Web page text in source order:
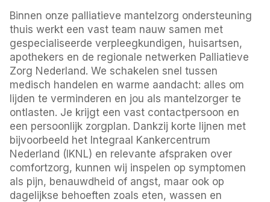
Binnen onze palliatieve mantelzorg ondersteuning
thuis werkt een vast team nauw samen met
gespecialiseerde verpleegkundigen, huisartsen,
apothekers en de regionale netwerken Palliatieve
Zorg Nederland. We schakelen snel tussen
medisch handelen en warme aandacht: alles om
lijden te verminderen en jou als mantelzorger te
ontlasten. Je krijgt een vast contactpersoon en
een persoonlijk zorgplan. Dankzij korte lijnen met
bijvoorbeeld het Integraal Kankercentrum
Nederland (IKNL) en relevante afspraken over
comfortzorg, kunnen wij inspelen op symptomen
als pijn, benauwdheid of angst, maar ook op
dagelijkse behoeften zoals eten, wassen en